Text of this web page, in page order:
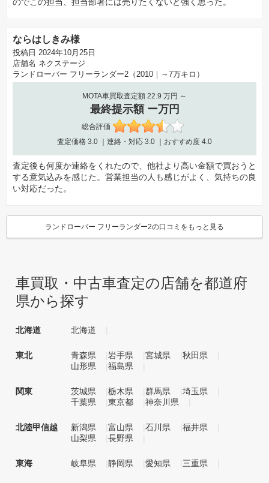
のでこの担当、担当部署には売りたくないと強く思った。
ならはしきみ様
投稿日 2024年10月25日
店舗名 ネクステージ
ランドローバー フリーランダー2（2010｜～7万キロ）
MOTA車買取査定額 22.9 万円 ～
最終提示額 ー万円
総合評価
査定価格 3.0 ｜連絡・対応 3.0 ｜おすすめ度 4.0
査定後も何度か連絡をくれたので、他社より高い金額で買おうと
する意気込みを感じた。営業担当の人も感じがよく、気持ちの良
い対応だった。
ランドローバー フリーランダー2の口コミをもっと見る
車買取・中古車査定の店舗を都道府
県から探す
北海道 北海道
東北 青森県 岩手県 宮城県
秋田県
山形県
福島県
関東 茨城県 栃木県 群馬県
埼玉県
千葉県
東京都 神奈川県
北陸甲信越 新潟県 富山県 石川県
福井県
山梨県
長野県
東海 岐阜県 静岡県 愛知県 三重県